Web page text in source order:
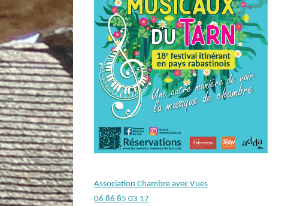
Association Chambre avec Vues
06 86 85 03 17